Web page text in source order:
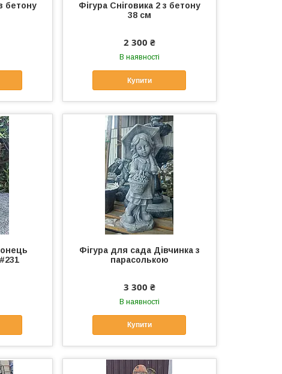
бетону
Фігура Сніговика 2 з бетону
38 см
2 300 ₴
В наявності
Купити
Фігура для сада Дівчинка з
парасолькою
3 300 ₴
В наявності
Купити